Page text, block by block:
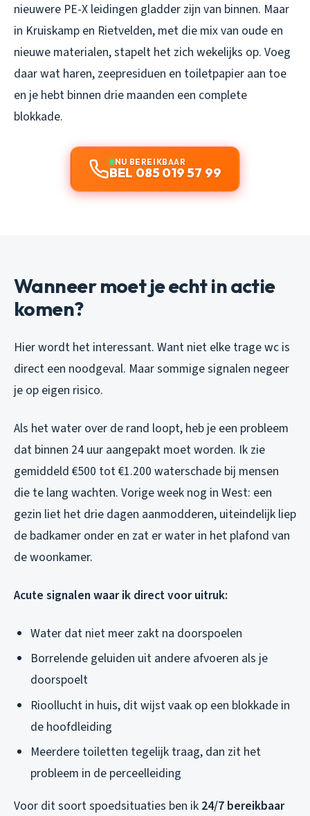
nieuwere PE-X leidingen gladder zijn van binnen. Maar
in Kruiskamp en Rietvelden, met die mix van oude en
nieuwe materialen, stapelt het zich wekelijks op. Voeg
daar wat haren, zeepresiduen en toiletpapier aan toe
en je hebt binnen drie maanden een complete
blokkade.
NU BEREIKBAAR
BEL 085 019 57 99
Wanneer moet je echt in actie
komen?
Hier wordt het interessant. Want niet elke trage wc is
direct een noodgeval. Maar sommige signalen negeer
je op eigen risico.
Als het water over de rand loopt, heb je een probleem
dat binnen 24 uur aangepakt moet worden. Ik zie
gemiddeld €500 tot €1.200 waterschade bij mensen
die te lang wachten. Vorige week nog in West: een
gezin liet het drie dagen aanmodderen, uiteindelijk liep
de badkamer onder en zat er water in het plafond van
de woonkamer.
Acute signalen waar ik direct voor uitruk:
Water dat niet meer zakt na doorspoelen
Borrelende geluiden uit andere afvoeren als je
doorspoelt
Rioollucht in huis, dit wijst vaak op een blokkade in
de hoofdleiding
Meerdere toiletten tegelijk traag, dan zit het
probleem in de perceelleiding
Voor dit soort spoedsituaties ben ik 24/7 bereikbaar